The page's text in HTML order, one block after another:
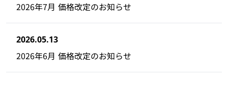
2026年7月 価格改定のお知らせ
2026.05.13
2026年6月 価格改定のお知らせ